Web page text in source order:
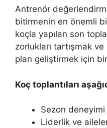
Antrenör
bitirmenin en önemli
koçla yapılan son
zorlukları tartışmak
plan geliştirmek için
Koç toplantıları
Sezon
Liderlik ve